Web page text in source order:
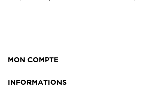
MON COMPTE
INFORMATIONS